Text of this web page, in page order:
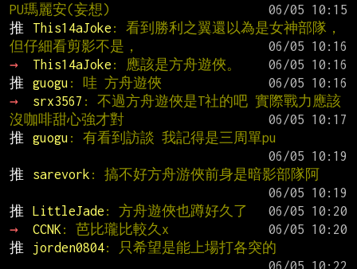
PU瑪麗安(妄想)
推
This14aJoke : 看到勝利之翼還以為是女神部隊，
但仔細看剪影不是，
→
This14aJoke : 應該是方舟遊俠。
推
guogu : 哇 方舟遊俠
→
srx3567 : 不過方舟遊俠是T社的吧 實際戰力應該
沒咖啡甜心強才對
推
guogu : 有看到訪談 我記得是三周單pu
推
sarevork : 搞不好方舟游俠前身是暗影部隊阿
推
LittleJade : 方舟遊俠也蹲好久了
→
CCNK : 芭比瓏比較久x
推
jorden0804: 只希望是能上場打各突的